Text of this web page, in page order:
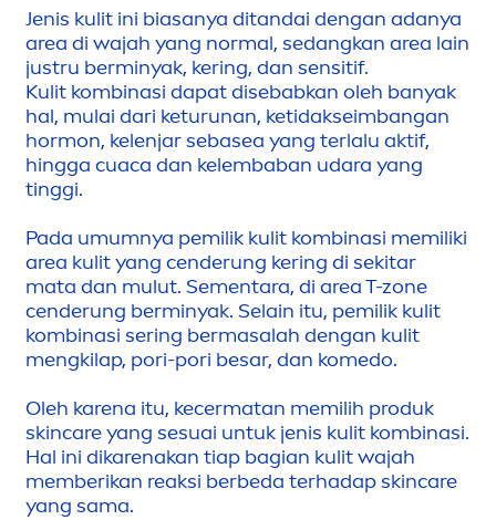
Jenis kulit ini biasanya ditandai dengan adanya
area di wajah yang normal, sedangkan area lain
justru berminyak, kering, dan sensitif.
Kulit kombinasi dapat disebabkan oleh banyak
hal, mulai dari keturunan, ketidakseimbangan
hormon, kelenjar sebasea yang terlalu aktif,
hingga cuaca dan kelembaban udara yang
tinggi.
Pada umumnya pemilik kulit kombinasi memiliki
area kulit yang cenderung kering di sekitar
mata dan mulut. Sementara, di area T-zone
cenderung berminyak. Selain itu, pemilik kulit
kombinasi sering bermasalah dengan kulit
mengkilap, pori-pori besar, dan komedo.
Oleh karena itu, kecermatan memilih produk
skincareyang sesuai untuk jenis kulit kombinasi.
Hal ini dikarenakan tiap bagian kulit wajah
memberikan reaksi berbeda terhadapskincare
yang sama.